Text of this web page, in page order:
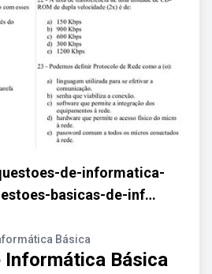
de-informatica-
basicas-de-inf…
Básica
Informática Básica